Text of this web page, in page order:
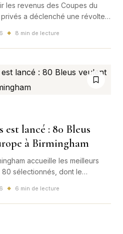
les revenus des Coupes du
a déclenché une révolte
: la FIFA entre dans une
◆ 8 min de lecture
lancé : 80 Bleus
à Birmingham
accueille les meilleurs
sélectionnés, dont le
clair : transformer l’élan
Los Angeles 2028.
◆ 6 min de lecture